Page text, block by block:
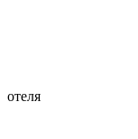
отеля